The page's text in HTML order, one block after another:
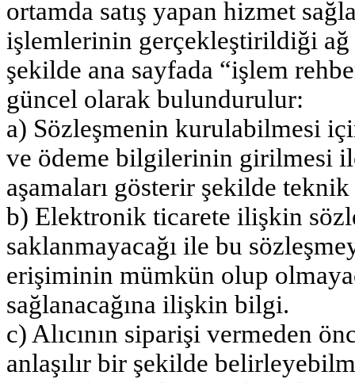
ortamda satış yapan hizmet
işlemlerinin gerçekleştirildiği ağ
şekilde ana sayfada “işlem
güncel olarak bulundurulur:
a) Sözleşmenin kurulabilmesi
ve ödeme bilgilerinin girilmesi
aşamaları gösterir şekilde teknik
b) Elektronik ticarete ilişkin
saklanmayacağı ile bu
erişiminin mümkün olup
sağlanacağına ilişkin bilgi.
c) Alıcının siparişi vermeden
anlaşılır bir şekilde